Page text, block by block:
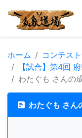
ホーム
コンテス
【試合】第4回
わたぐも さんの
わたぐも さん